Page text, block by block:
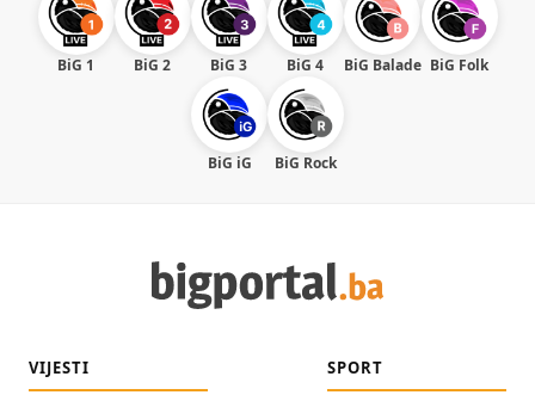
BiG 1 BiG 2 BiG 3 BiG 4 BiG Balade BiG Folk
BiG iG BiG Rock
VIJESTI SPORT